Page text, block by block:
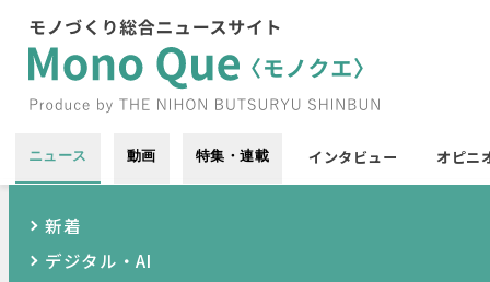
ニュース 動画 特集・連載 インタビュー オピニ
新着
デジタル・AI